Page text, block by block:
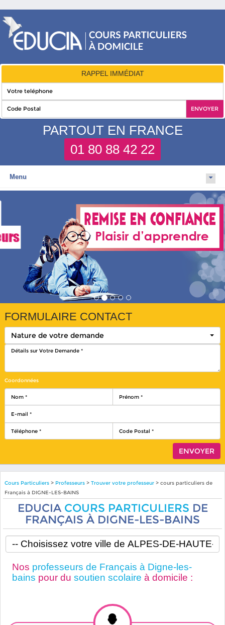
RAPPEL IMMÉDIAT
PARTOUT EN FRANCE
01 80 88 42 22
Menu
FORMULAIRE CONTACT
Nature de votre demande
Coordonnées
Cours Particuliers> Professeurs > Trouver votre professeur> cours particuliers de
Français à DIGNE-LES-BAINS
EDUCIA COURS PARTICULIERS DE
FRANÇAIS À DIGNE-LES-BAINS
Nos professeurs de Français à Digne-les-
bains pour du soutien scolaire à domicile :